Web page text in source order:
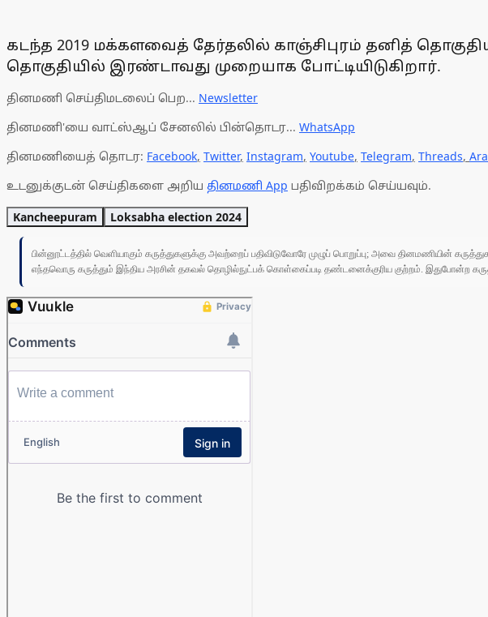
கடந்த 2019 மக்களவைத் தேர்தலில் காஞ்சிபுரம் தனித்
தொகுதியில் இரண்டாவது முறையாக போட்டியிடுகிறார்.
தினமணி செய்திமடலைப் பெற... Newsletter
தினமணி'யை வாட்ஸ்ஆப் சேனலில் பின்தொடர... WhatsApp
தினமணியைத் தொடர: Facebook, Twitter, Instagram, Youtube, Telegram, Threads,
உடனுக்குடன் செய்திகளை அறிய தினமணி App பதிவிறக்கம் செய்யவும்.
Kancheepuram Loksabha election 2024
பின்னூட்டத்தில் வெளியாகும் கருத்துகளுக்கு அவற்றைப் பதிவிடுவோரே முழுப் பொறுப்பு; அவை தினமணியின்
எந்தவொரு கருத்தும் இந்திய அரசின் தகவல் தொழில்நுட்பக் கொள்கைப்படி தண்டனைக்குரிய குற்றம். இதுபோன்ற